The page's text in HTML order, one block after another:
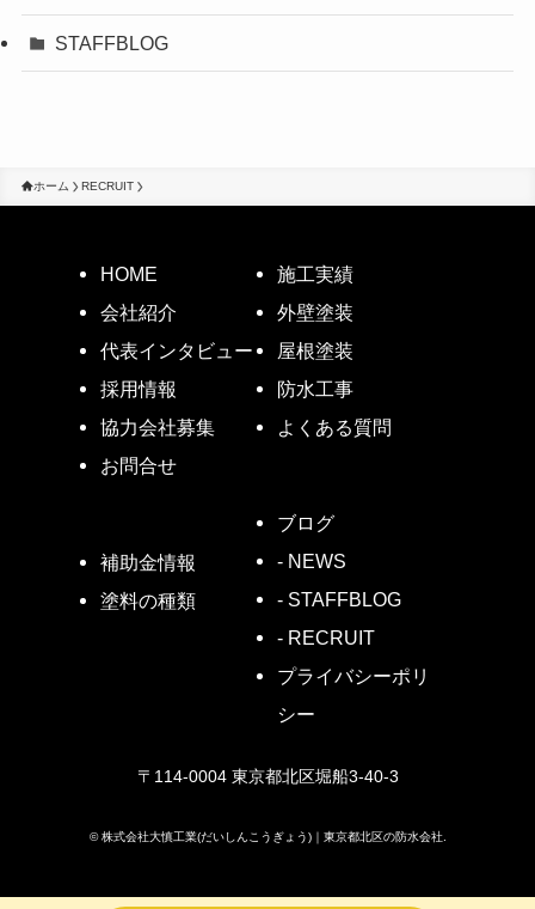
STAFFBLOG
ホーム RECRUIT
HOME
会社紹介
代表インタビュー
採用情報
協力会社募集
お問合せ
施工実績
外壁塗装
屋根塗装
防水工事
よくある質問
補助金情報
塗料の種類
ブログ
- NEWS
- STAFFBLOG
- RECRUIT
プライバシーポリ
シー
〒114-0004 東京都北区堀船3-40-3
©株式会社大慎工業(だいしんこうぎょう)｜東京都北区の防水会社.